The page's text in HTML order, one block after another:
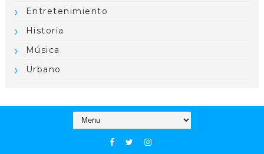
Entretenimiento
Historia
Música
Urbano